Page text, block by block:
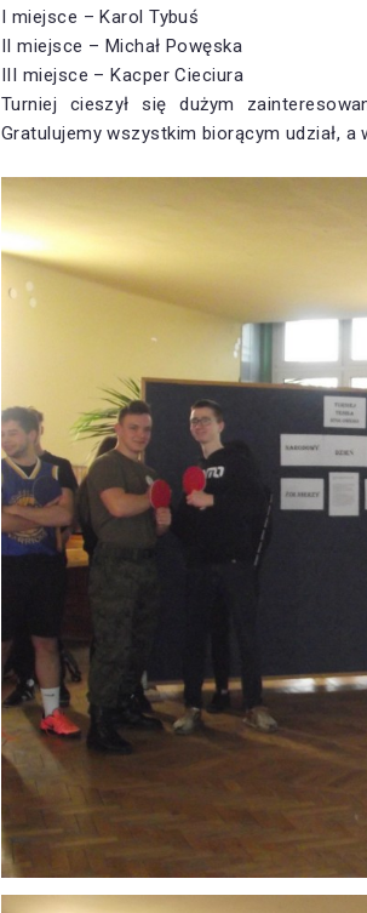
I miejsce – Karol Tybuś
II miejsce – Michał Powęska
III miejsce – Kacper Cieciura
Turniej cieszył się dużym
Gratulujemy wszystkim biorącym udział,